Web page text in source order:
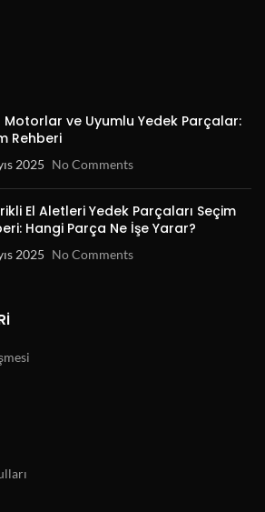
Motorlar ve Uyumlu Yedek Parçalar:
Rehberi
2025 No Comments
El Aletleri Yedek Parçaları Seçim
Hangi Parça Ne İşe Yarar?
2025 No Comments